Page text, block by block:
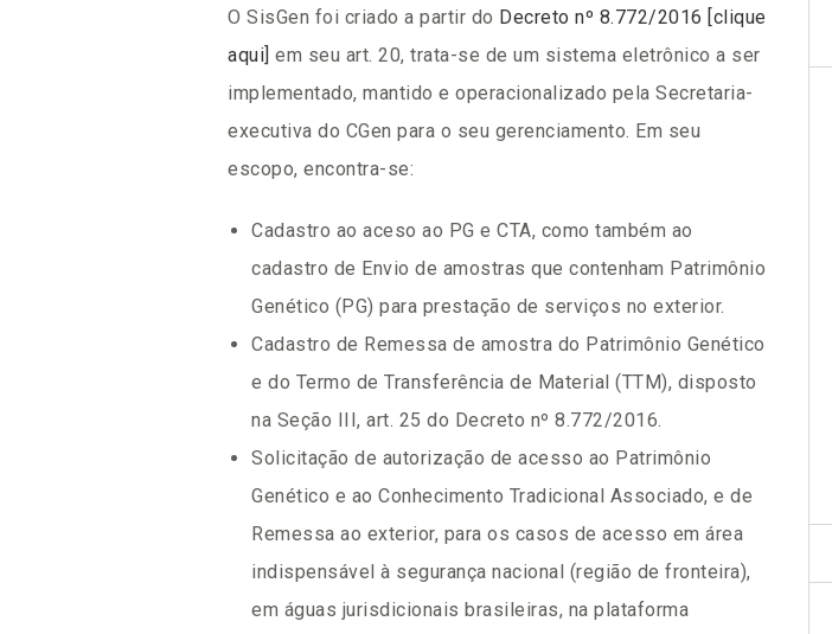
O SisGen foi criado a partir do Decreto nº 8.772/2016 [clique
aqui] em seu art. 20, trata-se de um sistema eletrônico a ser
implementado, mantido e operacionalizado pela Secretaria-
executiva do CGen para o seu gerenciamento. Em seu
escopo, encontra-se:
Cadastro ao aceso ao PG e CTA, como também ao
cadastro de Envio de amostras que contenham Patrimônio
Genético (PG) para prestação de serviços no exterior.
Cadastro de Remessa de amostra do Patrimônio Genético
e do Termo de Transferência de Material (TTM), disposto
na Seção III, art. 25 do Decreto nº 8.772/2016.
Solicitação de autorização de acesso ao Patrimônio
Genético e ao Conhecimento Tradicional Associado, e de
Remessa ao exterior, para os casos de acesso em área
indispensável à segurança nacional (região de fronteira),
em águas jurisdicionais brasileiras, na plataforma